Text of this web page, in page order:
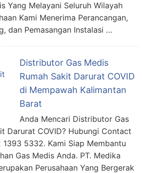
Yang Melayani Seluruh Wilayah
Kami Menerima Perancangan,
dan Pemasangan Instalasi …
Distributor Gas Medis
Rumah Sakit Darurat COVID
di Mempawah Kalimantan
Barat
Anda Mencari Distributor Gas
Darurat COVID? Hubungi Contact
1393 5332. Kami Siap Membantu
Gas Medis Anda. PT. Medika
Perusahaan Yang Bergerak